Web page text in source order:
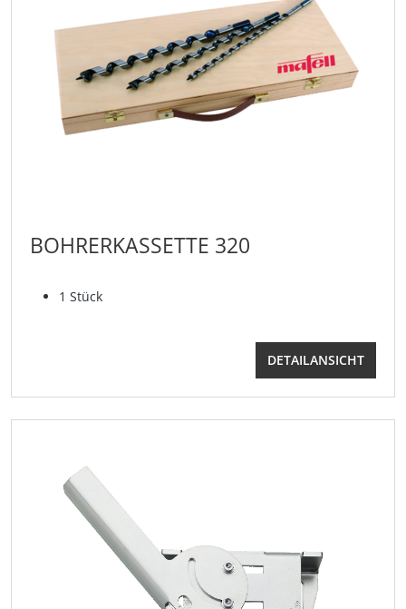
BOHRERKASSETTE 320
1 Stück
DETAILANSICHT